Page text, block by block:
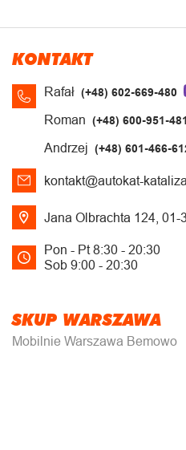
KONTAKT
Rafał (+48) 602-669-480
Roman (+48) 600-951-481
Andrzej (+48) 601-466-
kontakt@autokat-
Jana Olbrachta 124, 01-
Pon - Pt 8:30 - 20:30
Sob 9:00 - 20:30
SKUP WARSZAWA
Mobilnie Warszawa Bemowo